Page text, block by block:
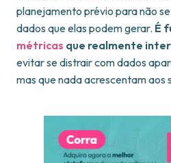
planejamento prévio para não
dados que elas podem gerar. É
métricas que realmente
evitar se distrair com dados
mas que nada acrescentam aos